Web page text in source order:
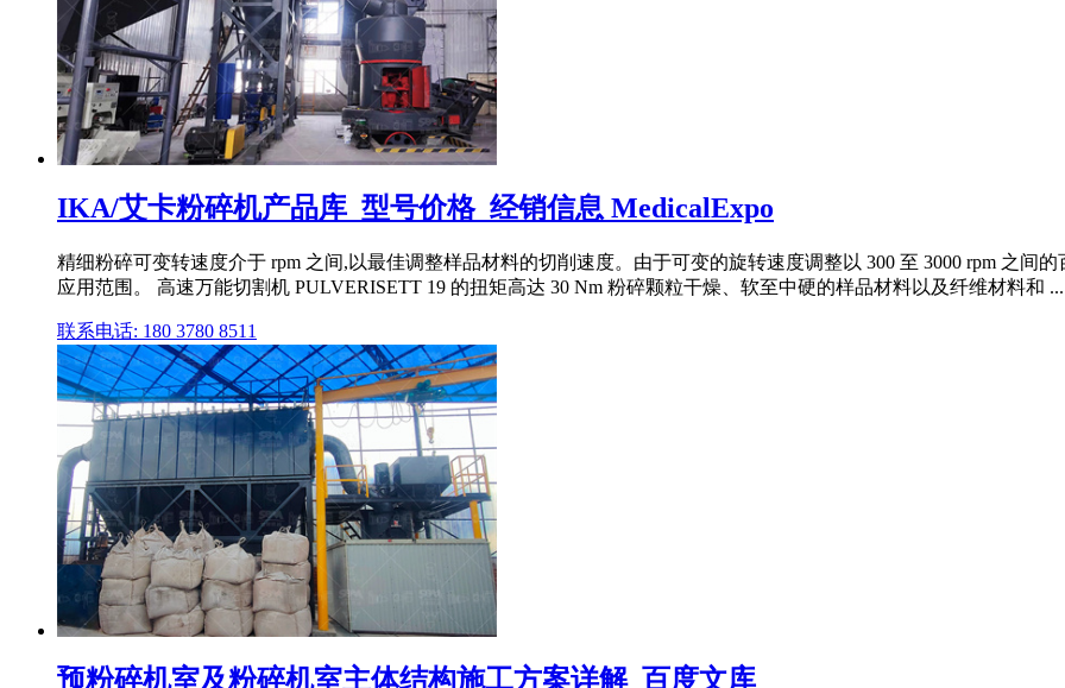
IKA/艾卡粉碎机产品库_型号价格_经销信息 MedicalExpo
精细粉碎可变转速度介于 rpm 之间,以最佳调整样品材料的切削速度。由于可变的旋转速度调整以 300 至 3000 rpm 之间
应用范围。 高速万能切割机 PULVERISETT 19 的扭矩高达 30 Nm 粉碎颗粒干燥、软至中硬的样品材料以及纤维材料和 ...
联系电话: 180 3780 8511
预粉碎机室及粉碎机室主体结构施工方案详解_百度文库